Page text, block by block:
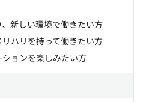
新しい環境で働きたい方
ハリを持って働きたい方
ションを楽しみたい方